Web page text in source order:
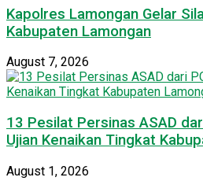
Kapolres Lamongan Gelar
Kabupaten Lamongan
August 7, 2026
13 Pesilat Persinas ASAD
Ujian Kenaikan Tingkat
August 1, 2026